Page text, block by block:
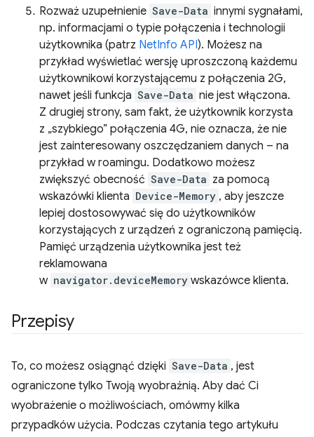
Rozważ uzupełnienie Save-Data innymi sygnałami,
np. informacjami o typie połączenia i technologii
użytkownika (patrz NetInfo API). Możesz na
przykład wyświetlać wersję uproszczoną każdemu
użytkownikowi korzystającemu z połączenia 2G,
nawet jeśli funkcja Save-Data nie jest włączona.
Z drugiej strony, sam fakt, że użytkownik korzysta
z „szybkiego” połączenia 4G, nie oznacza, że nie
jest zainteresowany oszczędzaniem danych – na
przykład w roamingu. Dodatkowo możesz
zwiększyć obecność Save-Data za pomocą
wskazówki klienta Device-Memory , aby jeszcze
lepiej dostosowywać się do użytkowników
korzystających z urządzeń z ograniczoną pamięcią.
Pamięć urządzenia użytkownika jest też
reklamowana
w navigator.deviceMemory wskazówce klienta.
Przepisy
To, co możesz osiągnąć dzięki Save-Data , jest
ograniczone tylko Twoją wyobraźnią. Aby dać Ci
wyobrażenie o możliwościach, omówmy kilka
przypadków użycia. Podczas czytania tego artykułu